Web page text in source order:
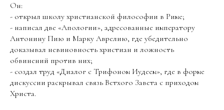
Он:
- открыл школу христианской философии в Риме;
- написал две «Апологии», адресованные императору
Антонину Пию и Марку Аврелию, где убедительно
доказывал невиновность христиан и ложность
обвинений против них;
- создал труд «Диалог с Трифоном Иудеем», где в форме
дискуссии раскрывал связь Ветхого Завета с приходом
Христа.